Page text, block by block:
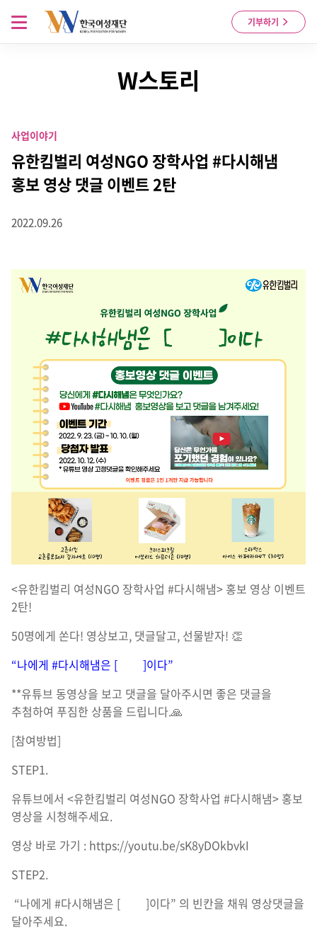
Skip to content
기부하기
메뉴 열기
W스토리
사업이야기
유한킴벌리 여성NGO 장학사업 #다시해냄
홍보 영상 댓글 이벤트 2탄
2022.09.26
<유한킴벌리 여성NGO 장학사업 #다시해냄> 홍보 영상 이벤트
2탄!
50명에게 쏜다! 영상보고, 댓글달고, 선물받자! 👏
“나에게 #다시해냄은 [ ]이다”
**유튜브 동영상을 보고 댓글을 달아주시면 좋은 댓글을
추첨하여 푸짐한 상품을 드립니다.🙏
[참여방법]
STEP1.
유튜브에서 <유한킴벌리 여성NGO 장학사업 #다시해냄> 홍보
영상을 시청해주세요.
영상 바로 가기 : https://youtu.be/sK8yDOkbvkI
STEP2.
“나에게 #다시해냄은 [ ]이다” 의 빈칸을 채워 영상댓글을
달아주세요.